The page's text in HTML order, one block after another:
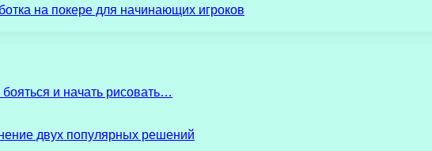
на покере для начинающих игроков
бояться и начать рисовать…
двух популярных решений